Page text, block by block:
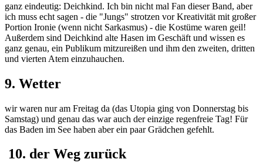
ganz eindeutig: Deichkind. Ich bin nicht mal Fan dieser Band, aber
ich muss echt sagen - die "Jungs" strotzen vor Kreativität mit großer
Portion Ironie (wenn nicht Sarkasmus) - die Kostüme waren geil!
Außerdem sind Deichkind alte Hasen im Geschäft und wissen es
ganz genau, ein Publikum mitzureißen und ihm den zweiten, dritten
und vierten Atem einzuhauchen.
9. Wetter
wir waren nur am Freitag da (das Utopia ging von Donnerstag bis
Samstag) und genau das war auch der einzige regenfreie Tag! Für
das Baden im See haben aber ein paar Grädchen gefehlt.
10. der Weg zurück